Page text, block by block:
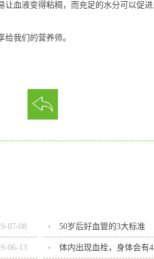
血液变得粘稠，而充足的水分可以促
我们的营养师。
-07-08 50岁后好血管的3大标准
-06-13 体内出现血栓，身体会有